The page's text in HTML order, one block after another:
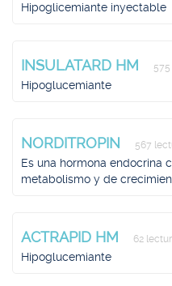
Hipoglicemiante inyectable
INSULATARD HM
Hipoglucemiante
NORDITROPIN 567
Es una hormona endocrina
metabolismo y de
ACTRAPID HM 62
Hipoglucemiante